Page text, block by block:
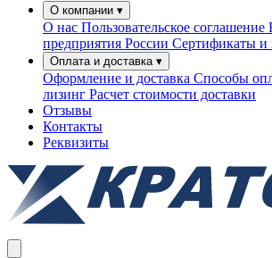
О компании ▾
О нас Пользовательское соглашение
предприятия России Сертификаты и
Оплата и доставка ▾
Оформление и доставка Способы
лизинг Расчет стоимости доставки
Отзывы
Контакты
Реквизиты